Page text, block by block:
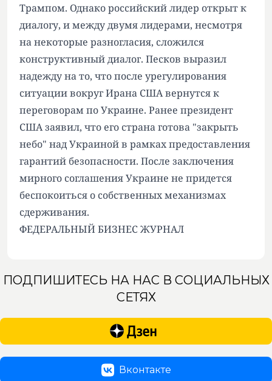
Трампом. Однако российский лидер открыт к
диалогу, и между двумя лидерами, несмотря
на некоторые разногласия, сложился
конструктивный диалог. Песков выразил
надежду на то, что после урегулирования
ситуации вокруг Ирана США вернутся к
переговорам по Украине. Ранее президент
США заявил, что его страна готова "закрыть
небо" над Украиной в рамках предоставления
гарантий безопасности. После заключения
мирного соглашения Украине не придется
беспокоиться о собственных механизмах
сдерживания.
ФЕДЕРАЛЬНЫЙ БИЗНЕС ЖУРНАЛ
ПОДПИШИТЕСЬ НА НАС В СОЦИАЛЬНЫХ
СЕТЯХ
Вконтакте